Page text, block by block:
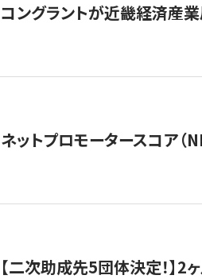
コングラントが近畿経済産
ネットプロモータースコア（
【二次助成先5団体決定！】